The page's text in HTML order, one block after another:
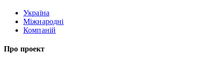
Україна
Міжнародні
Компаній
Про проект